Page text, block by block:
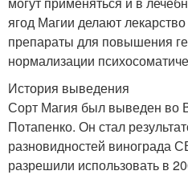
ягод Магии делают
препараты для повышения
нормализации
История выведения
Сорт Магия был выведен
Потапенко. Он стал
разновидностей винограда
разрешили использовать в